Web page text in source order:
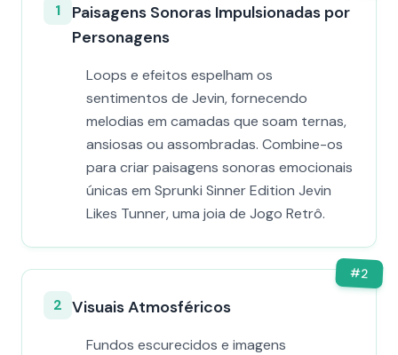
1
Paisagens Sonoras Impulsionadas por
Personagens
Loops e efeitos espelham os
sentimentos de Jevin, fornecendo
melodias em camadas que soam ternas,
ansiosas ou assombradas. Combine-os
para criar paisagens sonoras emocionais
únicas em Sprunki Sinner Edition Jevin
Likes Tunner, uma joia de Jogo Retrô.
#2
2 Visuais Atmosféricos
Fundos escurecidos e imagens